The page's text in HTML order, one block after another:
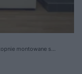
montowane są